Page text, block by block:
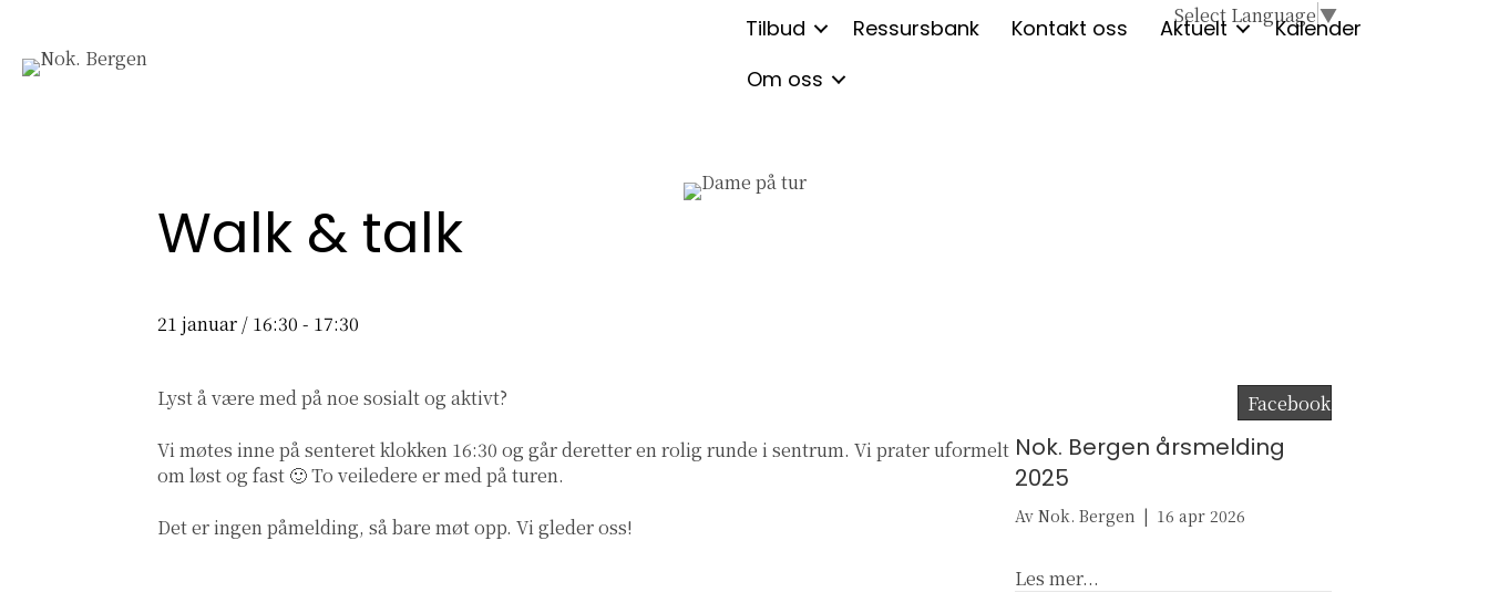
Select Language▼
Tilbud Ressursbank Kontakt oss Aktuelt
Kalender
Om oss
Walk & talk
21 januar / 16:30 - 17:30
Lyst å være med på noe sosialt og aktivt?
Vi møtes inne på senteret klokken 16:30 og går deretter en rolig runde i sentrum. Vi prater uformelt
om løst og fast 🙂 To veiledere er med på turen.
Det er ingen påmelding, så bare møt opp. Vi gleder oss!
Facebook
Nok. Bergen årsmelding
2025
Av Nok. Bergen | 16 apr 2026
Les mer...